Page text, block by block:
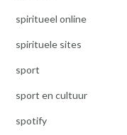
spiritueel online
spirituele sites
sport
sport en cultuur
spotify